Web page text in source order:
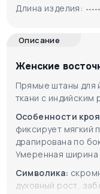
Длина изделия:
Описание
Женские
Прямые штаны для
ткани с индийским
Особенности
фиксирует мягкий
драпирована по
Умеренная ширина
Символика:
духовный рост,